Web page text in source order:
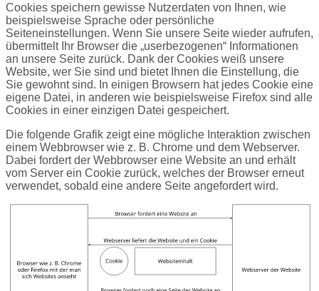
Cookies speichern gewisse Nutzerdaten von Ihnen, wie
beispielsweise Sprache oder persönliche
Seiteneinstellungen. Wenn Sie unsere Seite wieder aufrufen,
übermittelt Ihr Browser die „userbezogenen“ Informationen
an unsere Seite zurück. Dank der Cookies weiß unsere
Website, wer Sie sind und bietet Ihnen die Einstellung, die
Sie gewohnt sind. In einigen Browsern hat jedes Cookie eine
eigene Datei, in anderen wie beispielsweise Firefox sind alle
Cookies in einer einzigen Datei gespeichert.
Die folgende Grafik zeigt eine mögliche Interaktion zwischen
einem Webbrowser wie z. B. Chrome und dem Webserver.
Dabei fordert der Webbrowser eine Website an und erhält
vom Server ein Cookie zurück, welches der Browser erneut
verwendet, sobald eine andere Seite angefordert wird.